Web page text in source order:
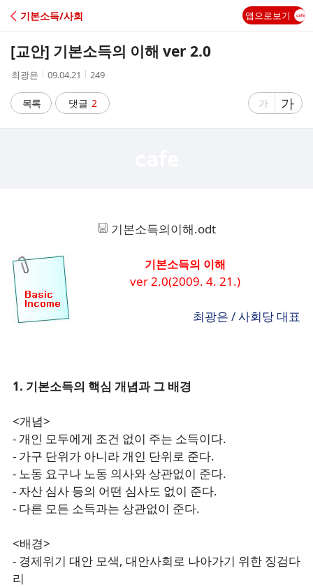
C
A
기본소득/사회 앱으로보기
[교안] 기본소득의 이해 ver 2.0
작
자
최광은
작
시
간
09.04.21
조
수
249
목록 댓글 2
글
가
글
자
가
기본소득의이해.odt
기본소득의 이해
ver 2.0(2009. 4. 21.)
최광은 / 사회당 대표
1. 기본소득의 핵심 개념과 그 배경
<개념>
- 개인 모두에게 조건 없이 주는 소득이다.
- 가구 단위가 아니라 개인 단위로 준다.
- 노동 요구나 노동 의사와 상관없이 준다.
- 자산 심사 등의 어떤 심사도 없이 준다.
- 다른 모든 소득과는 상관없이 준다.
<배경>
- 경제위기 대안 모색, 대안사회로 나아가기 위한 징검다
리